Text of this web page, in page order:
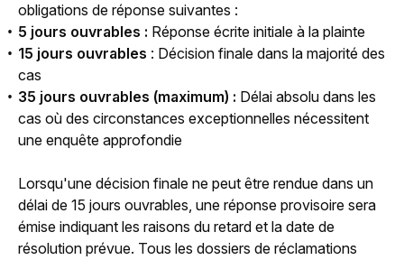
obligations de réponse suivantes :
5 jours ouvrables : Réponse écrite initiale à la plainte
15 jours ouvrables : Décision finale dans la majorité des
cas
35 jours ouvrables (maximum) : Délai absolu dans les
cas où des circonstances exceptionnelles nécessitent
une enquête approfondie
Lorsqu'une décision finale ne peut être rendue dans un
délai de 15 jours ouvrables, une réponse provisoire sera
émise indiquant les raisons du retard et la date de
résolution prévue. Tous les dossiers de réclamations